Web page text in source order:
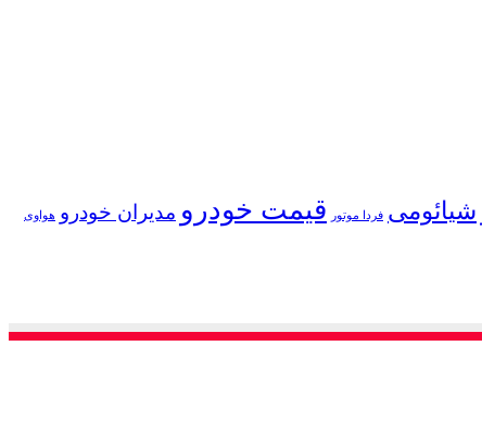
شیائومی فردا موتور قیمت خودرو مدیران خودرو هواوی